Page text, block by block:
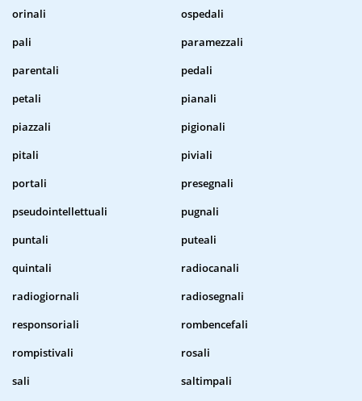
orinali
ospedali
pali
paramezzali
parentali
pedali
petali
pianali
piazzali
pigionali
pitali
piviali
portali
presegnali
pseudointellettuali
pugnali
puntali
puteali
quintali
radiocanali
radiogiornali
radiosegnali
responsoriali
rombencefali
rompistivali
rosali
sali
saltimpali